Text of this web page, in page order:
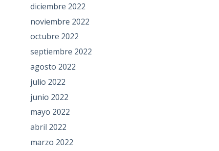
diciembre 2022
noviembre 2022
octubre 2022
septiembre 2022
agosto 2022
julio 2022
junio 2022
mayo 2022
abril 2022
marzo 2022